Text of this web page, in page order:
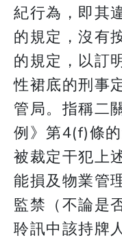
紀行為，即其
的規定，沒有
的規定，以訂
性裙底的刑事
管局。指稱二
例》第4(f)條
被裁定干犯上
能損及物業管
監禁（不論是
聆訊中該持牌